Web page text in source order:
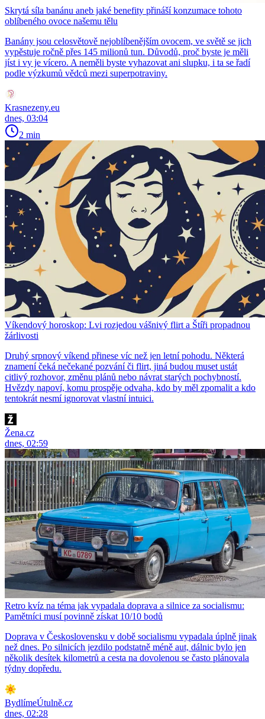
Skrytá síla banánu aneb jaké benefity přináší konzumace tohoto
oblíbeného ovoce našemu tělu
Banány jsou celosvětově nejoblíbenějším ovocem, ve světě se jich
vypěstuje ročně přes 145 milionů tun. Důvodů, proč byste je měli
jíst i vy je vícero. A neměli byste vyhazovat ani slupku, i ta se řadí
podle výzkumů vědců mezi superpotraviny.
Krasnezeny.eu
dnes, 03:04
2 min
Víkendový horoskop: Lvi rozjedou vášnivý flirt a Štíři propadnou
žárlivosti
Druhý srpnový víkend přinese víc než jen letní pohodu. Některá
znamení čeká nečekané pozvání či flirt, jiná budou muset ustát
citlivý rozhovor, změnu plánů nebo návrat starých pochybností.
Hvězdy napoví, komu prospěje odvaha, kdo by měl zpomalit a kdo
tentokrát nesmí ignorovat vlastní intuici.
Žena.cz
dnes, 02:59
Retro kvíz na téma jak vypadala doprava a silnice za socialismu:
Pamětníci musí povinně získat 10/10 bodů
Doprava v Československu v době socialismu vypadala úplně jinak
než dnes. Po silnicích jezdilo podstatně méně aut, dálnic bylo jen
několik desítek kilometrů a cesta na dovolenou se často plánovala
týdny dopředu.
BydlímeÚtulně.cz
dnes, 02:28